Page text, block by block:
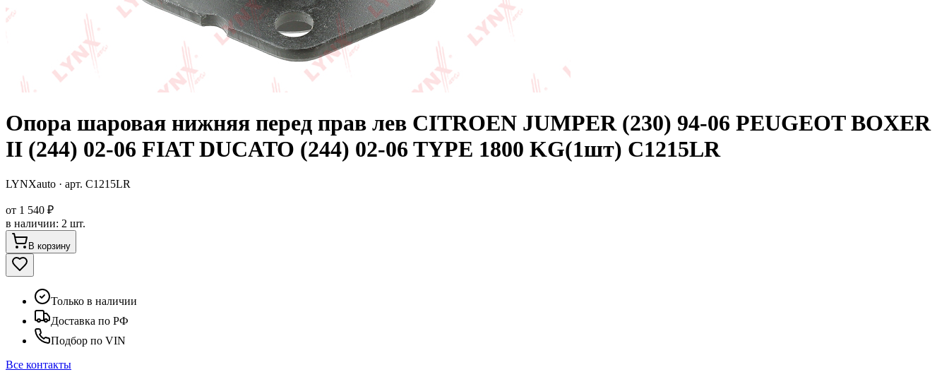
Опора шаровая нижняя перед прав лев CITROEN JUMPER (230) 94-06 PEUGEOT BOXER
II (244) 02-06 FIAT DUCATO (244) 02-06 TYPE 1800 KG(1шт) C1215LR
LYNXauto · арт. C1215LR
от 1 540 ₽
в наличии: 2 шт.
В корзину
Только в наличии
Доставка по РФ
Подбор по VIN
Все контакты